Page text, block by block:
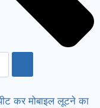
कर मोबाइल लूटने का